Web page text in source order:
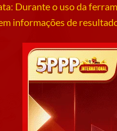
Durante o uso da
informações de